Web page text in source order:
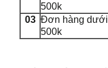
500k
03 Đơn hàng dưới
500k